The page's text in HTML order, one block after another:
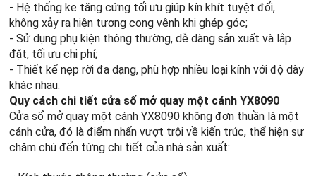
- Hệ thống ke tăng cứng tối ưu giúp kín khít tuyệt đối,
không xảy ra hiện tượng cong vênh khi ghép góc;
- Sử dụng phụ kiện thông thường, dễ dàng sản xuất và lắp
đặt, tối ưu chi phí;
- Thiết kế nẹp rời đa dạng, phù hợp nhiều loại kính với độ dày
khác nhau.
Quy cách chi tiết cửa sổ mở quay một cánh YX8090
Cửa sổ mở quay một cánh YX8090 không đơn thuần là một
cánh cửa, đó là điểm nhấn vượt trội về kiến trúc, thể hiện sự
chăm chú đến từng chi tiết của nhà sản xuất: